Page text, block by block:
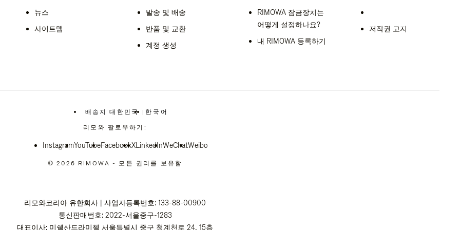
뉴스
사이트맵
발송 및 배송
반품 및 교환
계정 생성
RIMOWA 잠금장치는
어떻게 설정하나요?
내 RIMOWA 등록하기
저작권 고지
배송지 대한민국
위
치
선
십
| 한국어
리모와 팔로우하기:
InstagramYouTubeFacebookXLinkedInWeChatWeibo
© 2026 RIMOWA - 모든 권리를 보유함
리모와코리아 유한회사 | 사업자등록번호: 133-88-00900
통신판매번호: 2022-서울중구-1283
대표이사: 미쉘산드라미첼 서울특별시 중구 청계천로 24, 15층